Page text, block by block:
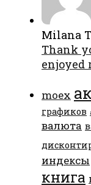
Milana
Thank
enjoyed
moex
графиков
валюта
индексы
книга